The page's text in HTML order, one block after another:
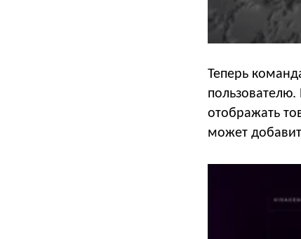
Теперь
пользователю.
отображать
может